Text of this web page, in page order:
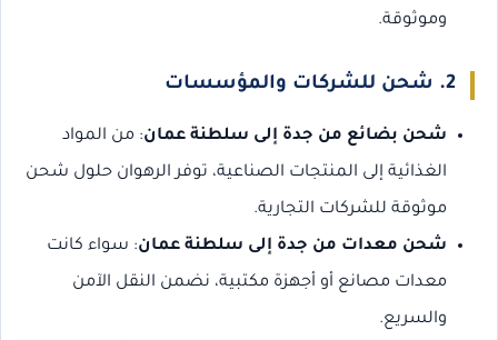
وموثوقة.
2. شحن للشركات والمؤسسات
شحن بضائع من جدة إلى سلطنة عمان: من المواد
الغذائية إلى المنتجات الصناعية، توفر الرهوان حلول شحن
موثوقة للشركات التجارية.
شحن معدات من جدة إلى سلطنة عمان: سواء كانت
معدات مصانع أو أجهزة مكتبية، نضمن النقل الآمن
والسريع.